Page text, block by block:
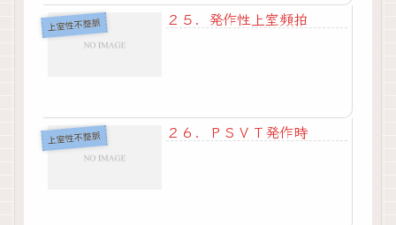
上室性不整脈 ２５．発作性上室頻拍
上室性不整脈 ２６．ＰＳＶＴ発作時